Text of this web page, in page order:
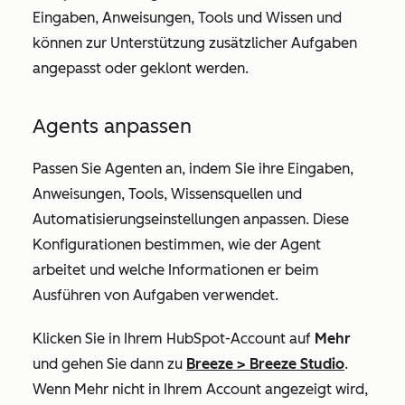
Eingaben, Anweisungen, Tools und Wissen und
können zur Unterstützung zusätzlicher Aufgaben
angepasst oder geklont werden.
Agents anpassen
Passen Sie Agenten an, indem Sie ihre Eingaben,
Anweisungen, Tools, Wissensquellen und
Automatisierungseinstellungen anpassen. Diese
Konfigurationen bestimmen, wie der Agent
arbeitet und welche Informationen er beim
Ausführen von Aufgaben verwendet.
Klicken Sie in Ihrem HubSpot-Account auf Mehr
und gehen Sie dann zu Breeze > Breeze Studio.
Wenn Mehr nicht in Ihrem Account angezeigt wird,